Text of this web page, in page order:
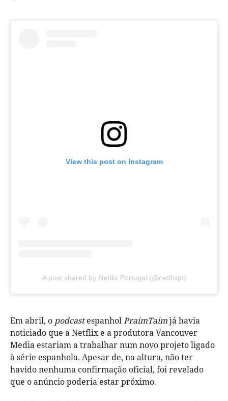
View this post on Instagram
A post shared by Netflix Portugal (@netflixpt)
Em abril, o podcastespanholPraimTaimjá havia
noticiado que a Netflix e a produtora Vancouver
Media estariam a trabalhar num novo projeto ligado
à série espanhola. Apesar de, na altura, não ter
havido nenhuma confirmação oficial, foi revelado
que o anúncio poderia estar próximo.